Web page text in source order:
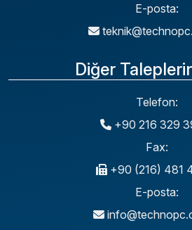
E-posta:
Diğer
Telefon:
+90 216 329
Fax:
+90 (216) 481
E-posta: